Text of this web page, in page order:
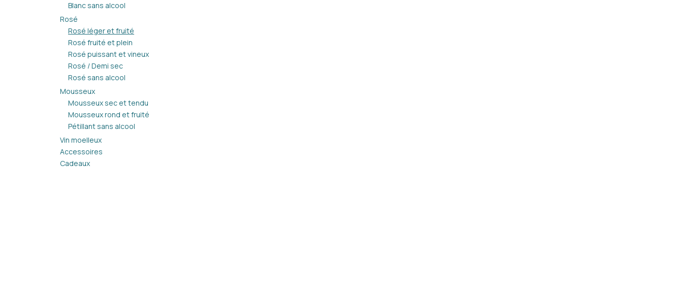
Blanc sans alcool
Rosé
Rosé léger et fruité
Rosé fruité et plein
Rosé puissant et vineux
Rosé / Demi sec
Rosé sans alcool
Mousseux
Mousseux sec et tendu
Mousseux rond et fruité
Pétillant sans alcool
Vin moelleux
Accessoires
Cadeaux